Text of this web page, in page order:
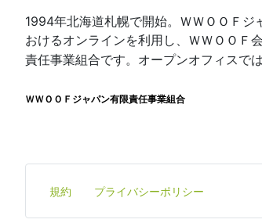
1994年北海道札幌で開始。ＷＷＯＯＦ
おけるオンラインを利用し、ＷＷＯＯＦ
責任事業組合です。 オープンオフィスで
ＷＷＯＯＦジャパン有限責任事業組合
規約 プライバシーポリシー